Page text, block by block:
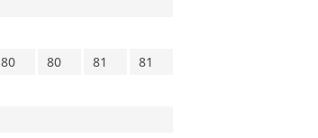
80 80 81
81